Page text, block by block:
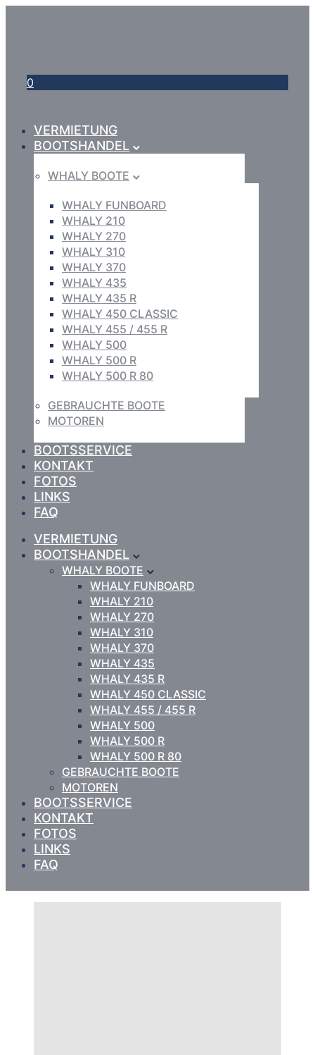
0
VERMIETUNG
BOOTSHANDEL
WHALY BOOTE
WHALY FUNBOARD
WHALY 210
WHALY 270
WHALY 310
WHALY 370
WHALY 435
WHALY 435 R
WHALY 450 CLASSIC
WHALY 455 / 455 R
WHALY 500
WHALY 500 R
WHALY 500 R 80
GEBRAUCHTE BOOTE
MOTOREN
BOOTSSERVICE
KONTAKT
FOTOS
LINKS
FAQ
VERMIETUNG
BOOTSHANDEL
WHALY BOOTE
WHALY FUNBOARD
WHALY 210
WHALY 270
WHALY 310
WHALY 370
WHALY 435
WHALY 435 R
WHALY 450 CLASSIC
WHALY 455 / 455 R
WHALY 500
WHALY 500 R
WHALY 500 R 80
GEBRAUCHTE BOOTE
MOTOREN
BOOTSSERVICE
KONTAKT
FOTOS
LINKS
FAQ